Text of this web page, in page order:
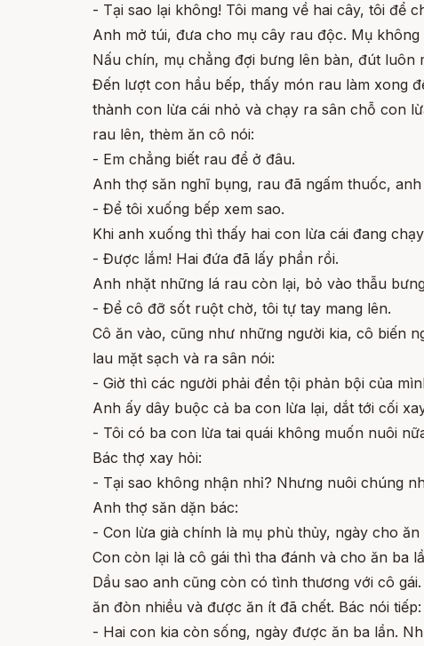
- Tại sao lại không! Tôi mang về hai cây, tôi để
Anh mở túi, đưa cho mụ cây rau độc. Mụ
Nấu chín, mụ chẳng đợi bưng lên bàn, đút luôn
Đến lượt con hầu bếp, thấy món rau làm xong
thành con lừa cái nhỏ và chạy ra sân chỗ con
rau lên, thèm ăn cô nói:
- Em chẳng biết rau để ở đâu.
Anh thợ săn nghĩ bụng, rau đã ngấm thuốc, anh
- Để tôi xuống bếp xem sao.
Khi anh xuống thì thấy hai con lừa cái đang
- Được lắm! Hai đứa đã lấy phần rồi.
Anh nhặt những lá rau còn lại, bỏ vào thẫu
- Để cô đỡ sốt ruột chờ, tôi tự tay mang lên.
Cô ăn vào, cũng như những người kia, cô biến
lau mặt sạch và ra sân nói:
- Giờ thì các người phải đền tội phản bội của
Anh ấy dây buộc cả ba con lừa lại, dắt tới cối
- Tôi có ba con lừa tai quái không muốn nuôi
Bác thợ xay hỏi:
- Tại sao không nhận nhỉ? Nhưng nuôi chúng
Anh thợ săn dặn bác:
- Con lừa già chính là mụ phù thủy, ngày cho
Con còn lại là cô gái thì tha đánh và cho ăn ba
Dầu sao anh cũng còn có tình thương với cô
ăn đòn nhiều và được ăn ít đã chết. Bác nói tiếp:
- Hai con kia còn sống, ngày được ăn ba lần.